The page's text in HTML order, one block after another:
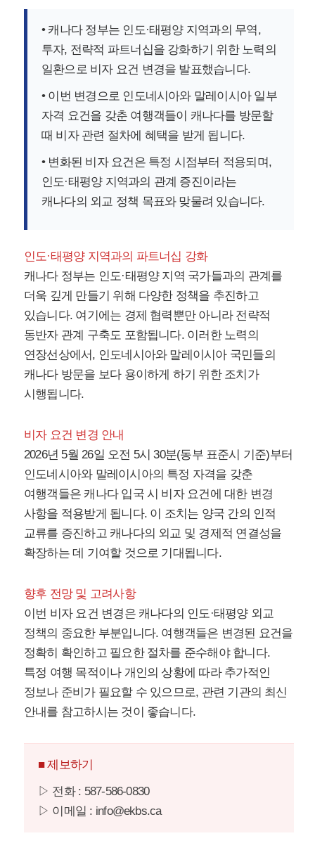
• 캐나다 정부는 인도·태평양 지역과의 무역,
투자, 전략적 파트너십을 강화하기 위한 노력의
일환으로 비자 요건 변경을 발표했습니다.
• 이번 변경으로 인도네시아와 말레이시아 일부
자격 요건을 갖춘 여행객들이 캐나다를 방문할
때 비자 관련 절차에 혜택을 받게 됩니다.
• 변화된 비자 요건은 특정 시점부터 적용되며,
인도·태평양 지역과의 관계 증진이라는
캐나다의 외교 정책 목표와 맞물려 있습니다.
인도·태평양 지역과의 파트너십 강화
캐나다 정부는 인도·태평양 지역 국가들과의 관계를
더욱 깊게 만들기 위해 다양한 정책을 추진하고
있습니다. 여기에는 경제 협력뿐만 아니라 전략적
동반자 관계 구축도 포함됩니다. 이러한 노력의
연장선상에서, 인도네시아와 말레이시아 국민들의
캐나다 방문을 보다 용이하게 하기 위한 조치가
시행됩니다.
비자 요건 변경 안내
2026년 5월 26일 오전 5시 30분(동부 표준시 기준)부터
인도네시아와 말레이시아의 특정 자격을 갖춘
여행객들은 캐나다 입국 시 비자 요건에 대한 변경
사항을 적용받게 됩니다. 이 조치는 양국 간의 인적
교류를 증진하고 캐나다의 외교 및 경제적 연결성을
확장하는 데 기여할 것으로 기대됩니다.
향후 전망 및 고려사항
이번 비자 요건 변경은 캐나다의 인도·태평양 외교
정책의 중요한 부분입니다. 여행객들은 변경된 요건을
정확히 확인하고 필요한 절차를 준수해야 합니다.
특정 여행 목적이나 개인의 상황에 따라 추가적인
정보나 준비가 필요할 수 있으므로, 관련 기관의 최신
안내를 참고하시는 것이 좋습니다.
■ 제보하기
▷ 전화 : 587-586-0830
▷ 이메일 : info@ekbs.ca